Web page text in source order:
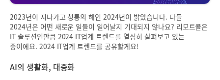
2023년이 지나가고 청룡의 해인 2024년이 밝았습니다. 다들
2024년은 어떤 새로운 일들이 일어날지 기대되지 않나요? 리모트콜은
IT 솔루션인만큼 2024 IT업계 트렌드를 열심히 살펴보고 있는
중이에요. 2024 IT업계 트렌드를 공유할게요!
AI의 생활화, 대중화